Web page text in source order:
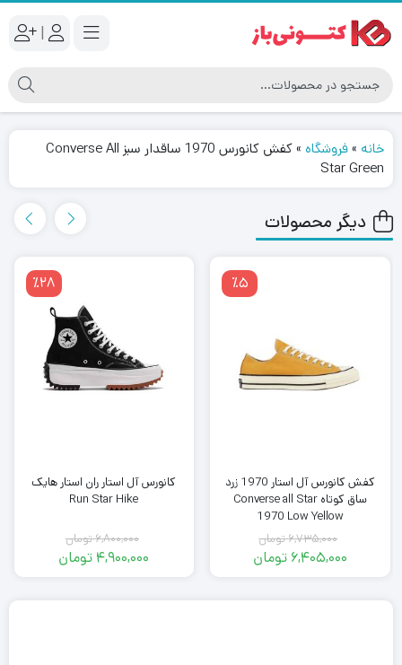
|
خانه »فروشگاه »
کفش کانورس 1970 ساقدار سبز Converse All
Star Green
دیگر محصولات
٪5
کفش کانورس آل استار 1970 زرد
ساق کوتاه Converse all Star
1970 Low Yellow
6,735,000تومان
قیمت6,405,000 تومان
٪28
کانورس آل استار ران استار هایک
Run Star Hike
6,800,000تومان
قیمت4,900,000 تومان